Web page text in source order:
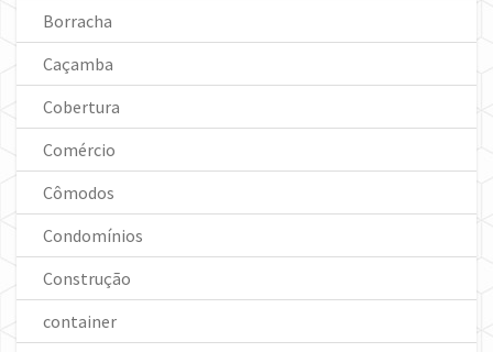
Borracha
Caçamba
Cobertura
Comércio
Cômodos
Condomínios
Construção
container